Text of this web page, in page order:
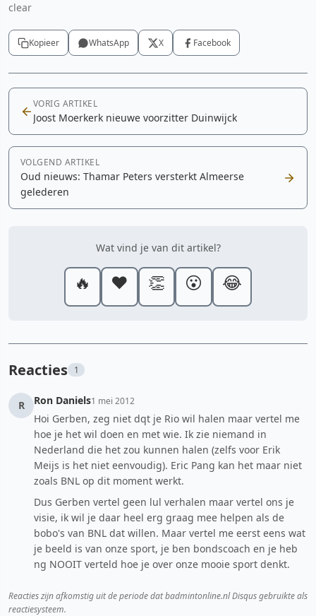
clear
Kopieer WhatsApp X Facebook
VORIG ARTIKEL
Joost Moerkerk nieuwe voorzitter Duinwijck
VOLGEND ARTIKEL
Oud nieuws: Thamar Peters versterkt Almeerse
gelederen
Wat vind je van dit artikel?
🔥 ❤️ 👏 😮 😂
Reacties 1
R Ron Daniels1 mei 2012
Hoi Gerben, zeg niet dqt je Rio wil halen maar vertel me
hoe je het wil doen en met wie. Ik zie niemand in
Nederland die het zou kunnen halen (zelfs voor Erik
Meijs is het niet eenvoudig). Eric Pang kan het maar niet
zoals BNL op dit moment werkt.
Dus Gerben vertel geen lul verhalen maar vertel ons je
visie, ik wil je daar heel erg graag mee helpen als de
bobo's van BNL dat willen. Maar vertel me eerst eens wat
je beeld is van onze sport, je ben bondscoach en je heb
ng NOOIT verteld hoe je over onze mooie sport denkt.
Reacties zijn afkomstig uit de periode dat badmintonline.nl Disqus gebruikte als
reactiesysteem.